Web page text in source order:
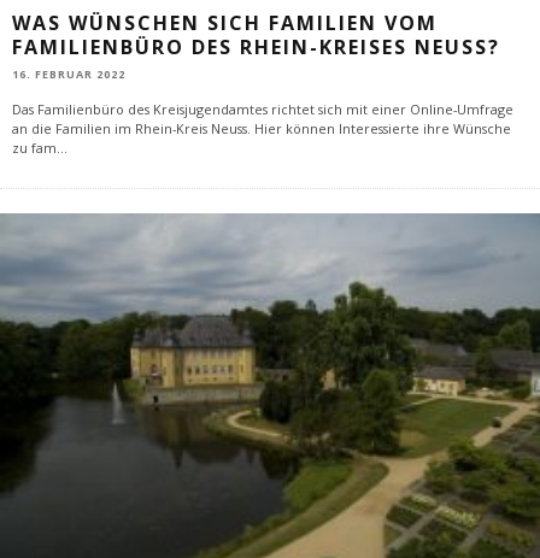
WAS WÜNSCHEN SICH FAMILIEN VOM
FAMILIENBÜRO DES RHEIN-KREISES NEUSS?
16. FEBRUAR 2022
Das Familienbüro des Kreisjugendamtes richtet sich mit einer Online-Umfrage
an die Familien im Rhein-Kreis Neuss. Hier können Interessierte ihre Wünsche
zu fam...